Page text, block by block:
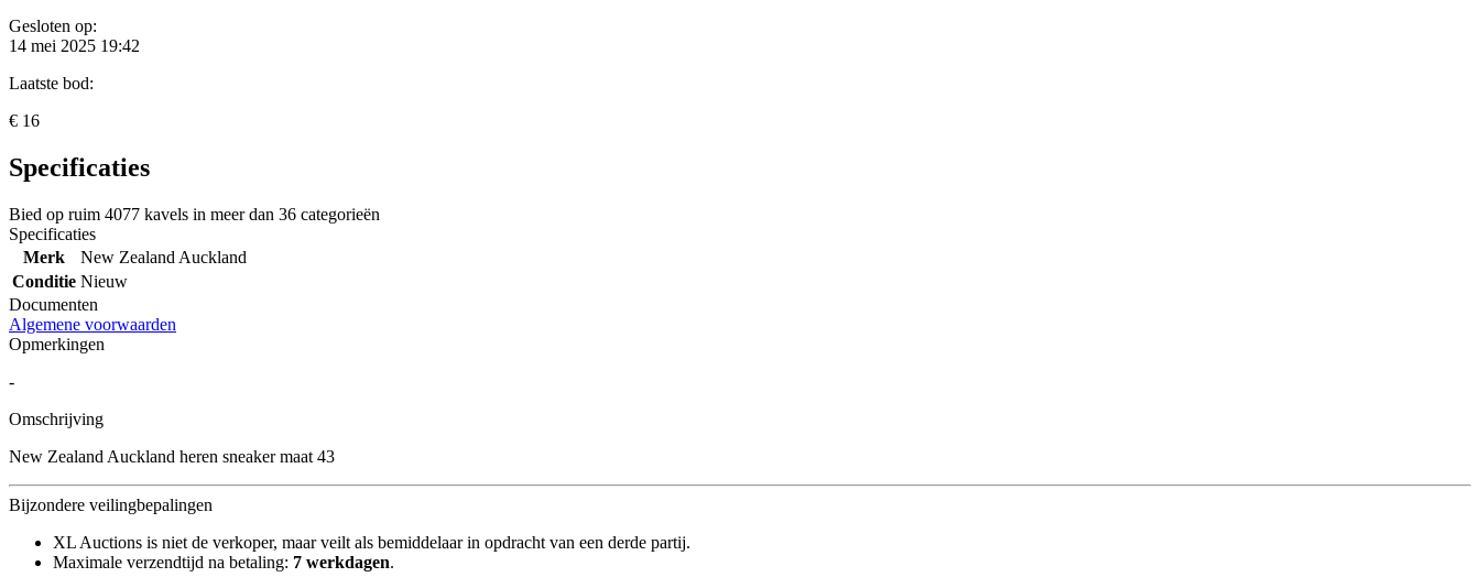
Gesloten op:
14 mei 2025 19:42
Laatste bod:
€ 16
Specificaties
Bied op ruim 4077 kavels in meer dan 36 categorieën
Specificaties
Merk
New Zealand Auckland
Conditie Nieuw
Documenten
Algemene voorwaarden
Opmerkingen
-
Omschrijving
New Zealand Auckland heren sneaker maat 43
Bijzondere veilingbepalingen
XL Auctions is niet de verkoper, maar veilt als bemiddelaar in opdracht van een derde partij.
Maximale verzendtijd na betaling: 7 werkdagen.